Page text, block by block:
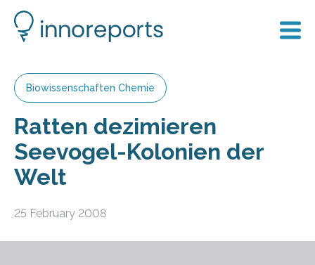
Biowissenschaften Chemie
Ratten dezimieren
Seevogel-Kolonien der
Welt
25 February 2008